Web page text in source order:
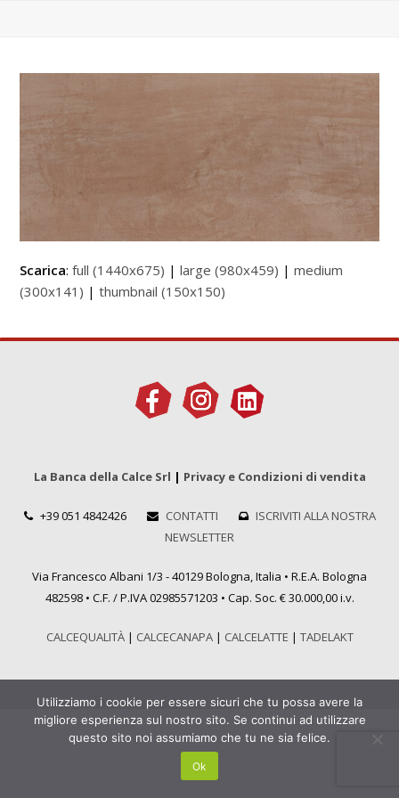
Scarica:full (1440x675) |large (980x459) |medium
(300x141) |thumbnail (150x150)
La Banca della Calce Srl | Privacy e Condizioni di vendita
+39 051 4842426 CONTATTI
ISCRIVITI ALLA NOSTRA
NEWSLETTER
Via Francesco Albani 1/3 - 40129 Bologna, Italia • R.E.A. Bologna
482598 • C.F. / P.IVA 02985571203 • Cap. Soc. € 30.000,00 i.v.
CALCEQUALITÀ| CALCECANAPA| CALCELATTE | TADELAKT
Utilizziamo i cookie per essere sicuri che tu possa avere la
migliore esperienza sul nostro sito. Se continui ad utilizzare
questo sito noi assumiamo che tu ne sia felice.
Ok